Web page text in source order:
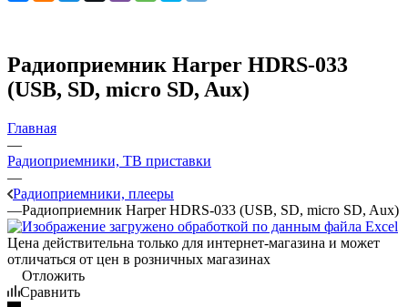
Радиоприемник Harper HDRS-033
(USB, SD, micro SD, Aux)
Главная
—
Радиоприемники, ТВ приставки
—
Радиоприемники, плееры
—Радиоприемник Harper HDRS-033 (USB, SD, micro SD, Aux)
Цена действительна только для интернет-магазина и может
отличаться от цен в розничных магазинах
Отложить
Сравнить